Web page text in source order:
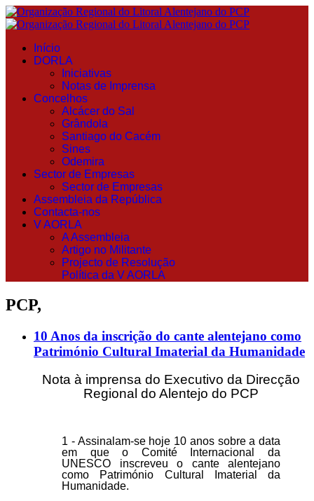
Início
DORLA
Iniciativas
Notas de Imprensa
Concelhos
Alcácer do Sal
Grândola
Santiago do Cacém
Sines
Odemira
Sector de Empresas
Sector de Empresas
Assembleia da República
Contacta-nos
V AORLA
A Assembleia
Artigo no Militante
Projecto de Resolução
Política da V AORLA
PCP,
10 Anos da inscrição do cante alentejano como
Património Cultural Imaterial da Humanidade
Nota à imprensa do Executivo da Direcção
Regional do Alentejo do PCP
1 - Assinalam-se hoje 10 anos sobre a data
em que o Comité Internacional da
UNESCO inscreveu o cante alentejano
como Património Cultural Imaterial da
Humanidade.